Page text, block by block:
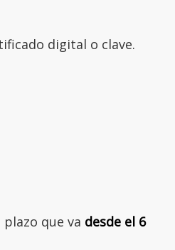
digital o clave.
que va desde el 6